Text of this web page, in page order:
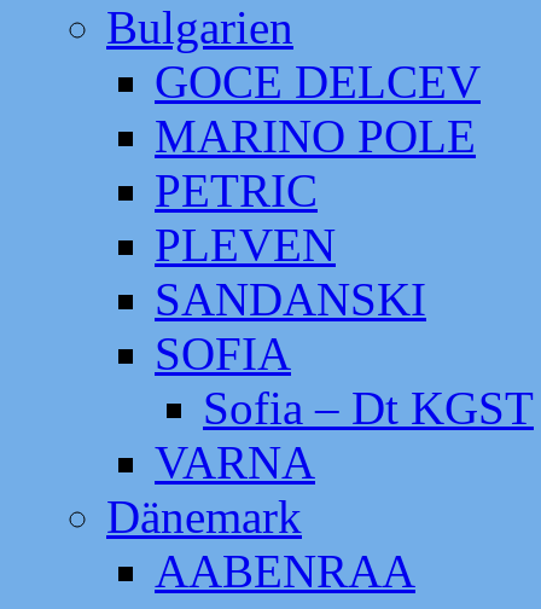
Bulgarien
GOCE DELCEV
MARINO POLE
PETRIC
PLEVEN
SANDANSKI
SOFIA
Sofia – Dt KGST
VARNA
Dänemark
AABENRAA